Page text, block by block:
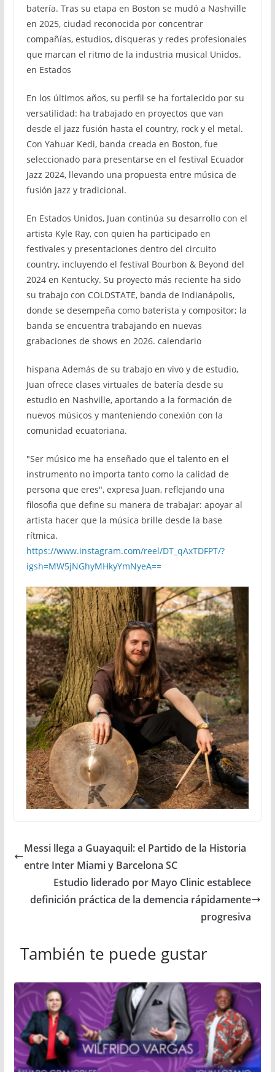
batería. Tras su etapa en Boston se mudó a Nashville
en 2025, ciudad reconocida por concentrar
compañías, estudios, disqueras y redes profesionales
que marcan el ritmo de la industria musical Unidos.
en Estados
En los últimos años, su perfil se ha fortalecido por su
versatilidad: ha trabajado en proyectos que van
desde el jazz fusión hasta el country, rock y el metal.
Con Yahuar Kedi, banda creada en Boston, fue
seleccionado para presentarse en el festival Ecuador
Jazz 2024, llevando una propuesta entre música de
fusión jazz y tradicional.
En Estados Unidos, Juan continúa su desarrollo con el
artista Kyle Ray, con quien ha participado en
festivales y presentaciones dentro del circuito
country, incluyendo el festival Bourbon & Beyond del
2024 en Kentucky. Su proyecto más reciente ha sido
su trabajo con COLDSTATE, banda de Indianápolis,
donde se desempeña como baterista y compositor; la
banda se encuentra trabajando en nuevas
grabaciones de shows en 2026. calendario
hispana Además de su trabajo en vivo y de estudio,
Juan ofrece clases virtuales de batería desde su
estudio en Nashville, aportando a la formación de
nuevos músicos y manteniendo conexión con la
comunidad ecuatoriana.
"Ser músico me ha enseñado que el talento en el
instrumento no importa tanto como la calidad de
persona que eres", expresa Juan, reflejando una
filosofia que define su manera de trabajar: apoyar al
artista hacer que la música brille desde la base
rítmica.
https://www.instagram.com/reel/DT_qAxTDFPT/?
igsh=MW5jNGhyMHkyYmNyeA==
Messi llega a Guayaquil: el Partido de la Historia
entre Inter Miami y Barcelona SC
Estudio liderado por Mayo Clinic establece
definición práctica de la demencia rápidamente
progresiva
También te puede gustar